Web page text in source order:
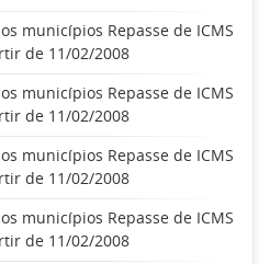
municípios Repasse de ICMS
de 11/02/2008
municípios Repasse de ICMS
de 11/02/2008
municípios Repasse de ICMS
de 11/02/2008
municípios Repasse de ICMS
de 11/02/2008